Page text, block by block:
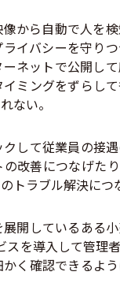
から自動で人を
イバシーを守り
ネットで公開し
ミングをずらし
ない。
して従業員の接
改善につなげた
トラブル解決につ
開しているある
を導入して管理
く確認できるよ